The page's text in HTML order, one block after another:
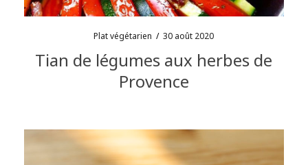
Plat végétarien / 30 août 2020
Tian de légumes aux herbes de
Provence